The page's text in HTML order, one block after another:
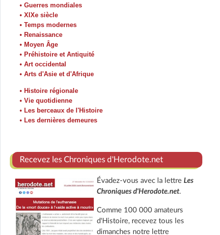
• Guerres mondiales
• XIXe siècle
• Temps modernes
• Renaissance
• Moyen Âge
• Préhistoire et Antiquité
• Art occidental
• Arts d'Asie et d'Afrique
• Histoire régionale
• Vie quotidienne
• Les berceaux de l'Histoire
• Les dernières demeures
Recevez les Chroniques d'Herodote.net
Évadez-vous avec la lettre Les
Chroniques d'Herodote.net.
Comme 100 000 amateurs
d'Histoire, recevez tous les
dimanches notre lettre